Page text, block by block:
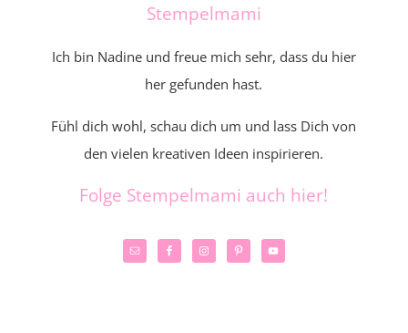
Stempelmami
Ich bin Nadine und freue mich sehr, dass du hier
her gefunden hast.
Fühl dich wohl, schau dich um und lass Dich von
den vielen kreativen Ideen inspirieren.
Folge Stempelmami auch hier!